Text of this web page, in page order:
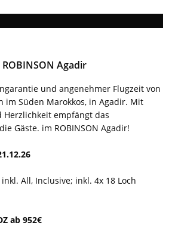
Agadir
und angenehmer Flugzeit von
im Süden Marokkos, in Agadir. Mit
empfängt das
Gäste. im ROBINSON Agadir!
All, Inclusive; inkl. 4x 18 Loch
ab 952€